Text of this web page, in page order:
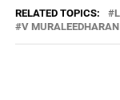
RELATED TOPICS:
V MURALEEDHARAN